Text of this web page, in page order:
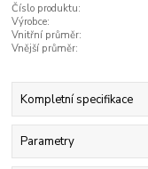
Číslo produktu:
Výrobce:
Vnitřní průměr:
Vnější průměr:
Kompletní specifikace
Parametry